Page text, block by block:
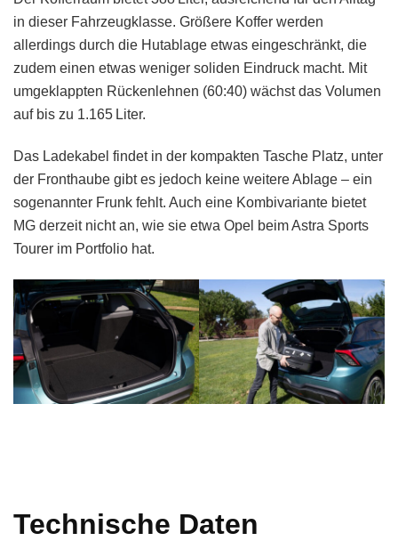
in dieser Fahrzeugklasse. Größere Koffer werden
allerdings durch die Hutablage etwas eingeschränkt, die
zudem einen etwas weniger soliden Eindruck macht. Mit
umgeklappten Rückenlehnen (60:40) wächst das Volumen
auf bis zu 1.165 Liter.
Das Ladekabel findet in der kompakten Tasche Platz, unter
der Fronthaube gibt es jedoch keine weitere Ablage – ein
sogenannter Frunk fehlt. Auch eine Kombivariante bietet
MG derzeit nicht an, wie sie etwa Opel beim Astra Sports
Tourer im Portfolio hat.
Technische Daten